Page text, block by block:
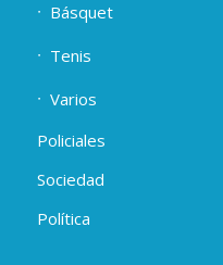
Básquet
Tenis
Varios
Policiales
Sociedad
Política